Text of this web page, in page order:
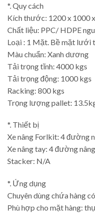
*. Quy cách
Kích thước: 1200 x 1000
Chất liệu: PPC/ HDPE
Loại : 1 Mặt. Bề mặt lưới
Màu chuẩn: Xanh dương
Tải trọng tĩnh: 4000 kgs
Tải trọng động: 1000 kgs
Racking: 800 kgs
Trọng lượng pallet:
*. Thiết bị
Xe nâng Forlkit: 4 đường
Xe nâng tay: 4 đường nâng
Stacker: N/A
*. Ứng dụng
Chuyên dùng chứa hàng
Phù hợp cho mặt hàng: